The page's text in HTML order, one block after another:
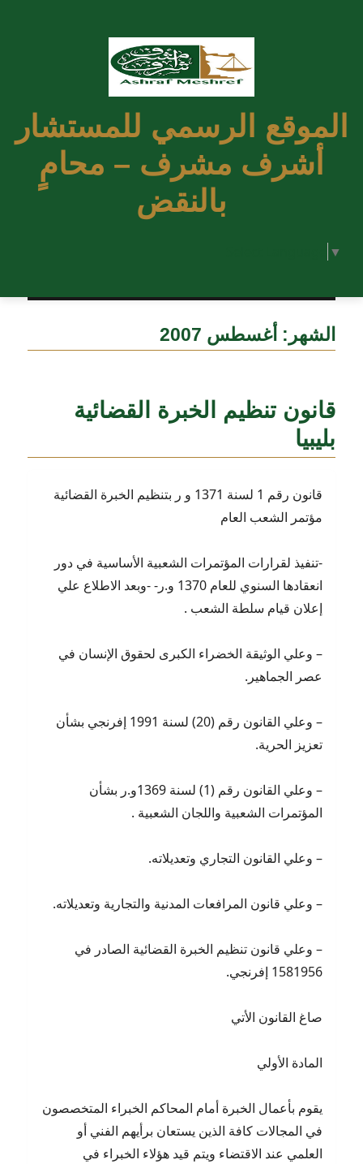
الموقع الرسمي للمستشار
أشرف مشرف – محامٍ
بالنقض
▼
الشهر: أغسطس 2007
قانون تنظيم الخبرة القضائية
بليبيا
قانون رقم 1 لسنة 1371 و ر بتنظيم الخبرة القضائية
مؤتمر الشعب العام
-تنفيذ لقرارات المؤتمرات الشعبية الأساسية في دور
انعقادها السنوي للعام 1370 و.ر- -وبعد الاطلاع علي
إعلان قيام سلطة الشعب .
– وعلي الوثيقة الخضراء الكبرى لحقوق الإنسان في
عصر الجماهير.
– وعلي القانون رقم (20) لسنة 1991 إفرنجي بشأن
تعزيز الحرية.
– وعلي القانون رقم (1) لسنة 1369و.ر بشأن
المؤتمرات الشعبية واللجان الشعبية .
– وعلي القانون التجاري وتعديلاته.
– وعلي قانون المرافعات المدنية والتجارية وتعديلاته.
– وعلي قانون تنظيم الخبرة القضائية الصادر في
1581956 إفرنجي.
صاغ القانون الأتي
المادة الأولي
يقوم بأعمال الخبرة أمام المحاكم الخبراء المتخصصون
في المجالات كافة الذين يستعان برأيهم الفني أو
العلمي عند الاقتضاء ويتم قيد هؤلاء الخبراء في